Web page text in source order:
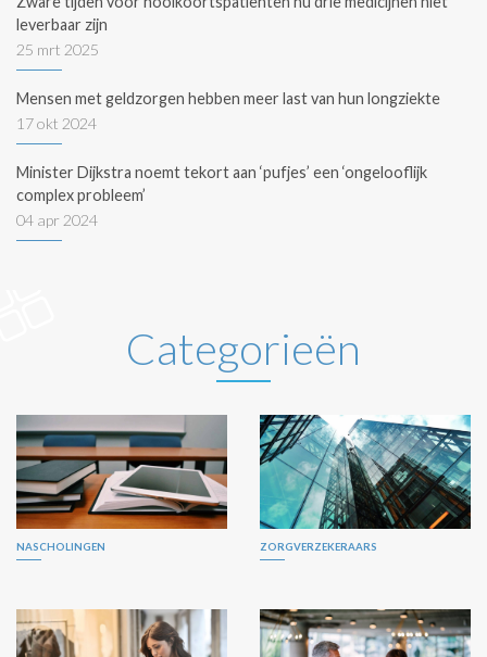
leverbaar zijn
25 mrt 2025
Mensen met geldzorgen hebben meer last van hun longziekte
17 okt 2024
Minister Dijkstra noemt tekort aan ‘pufjes’ een ‘ongelooflijk
complex probleem’
04 apr 2024
Categorieën
NASCHOLINGEN ZORGVERZEKERAARS